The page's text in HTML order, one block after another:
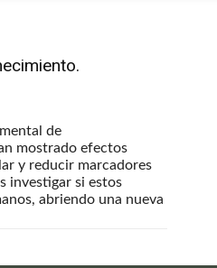
de
mostrado efectos
y reducir marcadores
investigar si estos
abriendo una nueva